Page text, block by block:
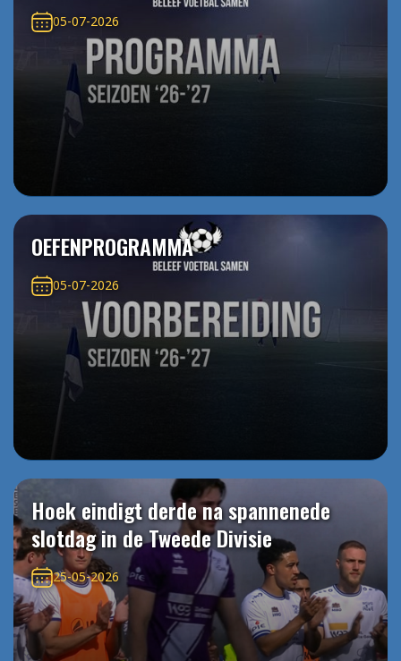
05-07-2026
OEFENPROGRAMMA
05-07-2026
Hoek eindigt derde na spannenede
slotdag in de Tweede Divisie
25-05-2026